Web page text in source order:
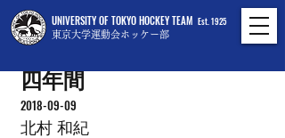
UNIVERSITY OF TOKYO HOCKEY TEAM
東京大学運動会ホッケー部
Est. 1925
四年間
2018-09-09
北村 和紀